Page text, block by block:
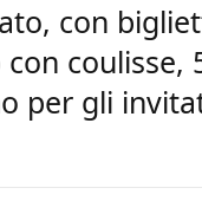
con
coulisse,
per gli